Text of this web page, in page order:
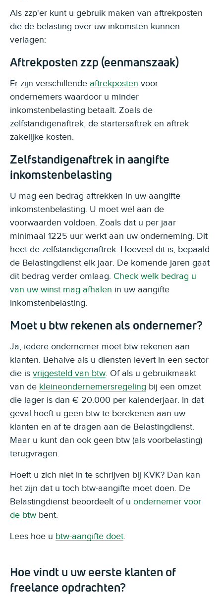
Als zzp'er kunt u gebruik maken van aftrekposten
die de belasting over uw inkomsten kunnen
verlagen:
Aftrekposten zzp (eenmanszaak)
Er zijn verschillende aftrekposten voor
ondernemers waardoor u minder
inkomstenbelasting betaalt. Zoals de
zelfstandigenaftrek, de startersaftrek en aftrek
zakelijke kosten.
Zelfstandigenaftrek in aangifte
inkomstenbelasting
U mag een bedrag aftrekken in uw aangifte
inkomstenbelasting. U moet wel aan de
voorwaarden voldoen. Zoals dat u per jaar
minimaal 1225 uur werkt aan uw onderneming. Dit
heet de zelfstandigenaftrek. Hoeveel dit is, bepaald
de Belastingdienst elk jaar. De komende jaren gaat
dit bedrag verder omlaag. Check welk bedrag u
van uw winst mag afhalen in uw aangifte
inkomstenbelasting.
Moet u btw rekenen als ondernemer?
Ja, iedere ondernemer moet btw rekenen aan
klanten. Behalve als u diensten levert in een sector
die is vrijgesteld van btw. Of als u gebruikmaakt
van de kleineondernemersregeling bij een omzet
die lager is dan € 20.000 per kalenderjaar. In dat
geval hoeft u geen btw te berekenen aan uw
klanten en af te dragen aan de Belastingdienst.
Maar u kunt dan ook geen btw (als voorbelasting)
terugvragen.
Hoeft u zich niet in te schrijven bij KVK? Dan kan
het zijn dat u toch btw-aangifte moet doen. De
Belastingdienst beoordeelt of u ondernemer voor
de btw bent.
Lees hoe u btw-aangifte doet.
Hoe vindt u uw eerste klanten of
freelance opdrachten?